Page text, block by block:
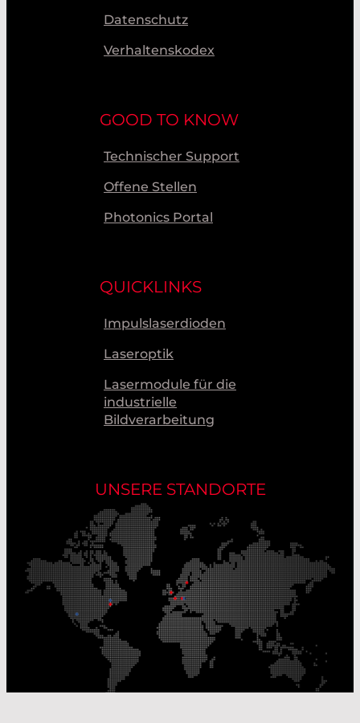
Datenschutz
Verhaltenskodex
GOOD TO KNOW
Technischer Support
Offene Stellen
Photonics Portal
QUICKLINKS
Impulslaserdioden
Laseroptik
Lasermodule für die
industrielle
Bildverarbeitung
UNSERE STANDORTE